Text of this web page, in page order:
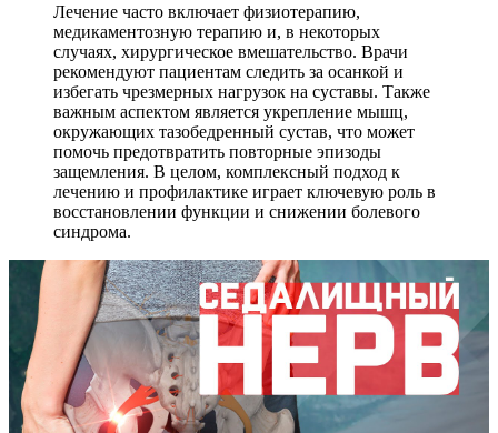
Лечение часто включает физиотерапию,
медикаментозную терапию и, в некоторых
случаях, хирургическое вмешательство. Врачи
рекомендуют пациентам следить за осанкой и
избегать чрезмерных нагрузок на суставы. Также
важным аспектом является укрепление мышц,
окружающих тазобедренный сустав, что может
помочь предотвратить повторные эпизоды
защемления. В целом, комплексный подход к
лечению и профилактике играет ключевую роль в
восстановлении функции и снижении болевого
синдрома.